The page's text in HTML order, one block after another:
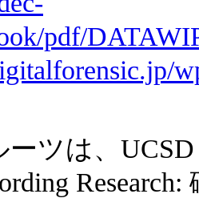
pdf/
ーツは、